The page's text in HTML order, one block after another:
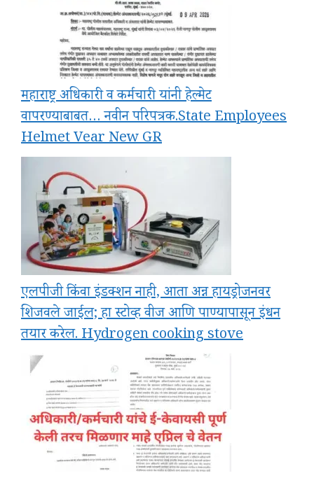
महाराष्ट्र अधिकारी व कर्मचारी यांनी हेल्मेट
वापरण्याबाबत… नवीन परिपत्रक.State Employees
Helmet Vear New GR
एलपीजी किंवा इंडक्शन नाही, आता अन्न हायड्रोजनवर
शिजवले जाईल; हा स्टोव्ह वीज आणि पाण्यापासून इंधन
तयार करेल. Hydrogen cooking stove